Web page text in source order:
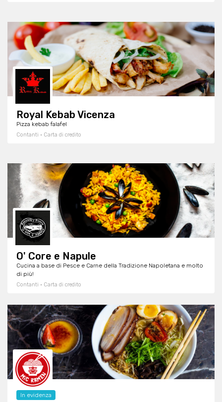
Royal Kebab Vicenza
Pizza kebab falafel
Contanti · Carta di credito
O' Core e Napule
Cucina a base di Pesce e Carne della Tradizione Napoletana e molto
di più!
Contanti · Carta di credito
In evidenza